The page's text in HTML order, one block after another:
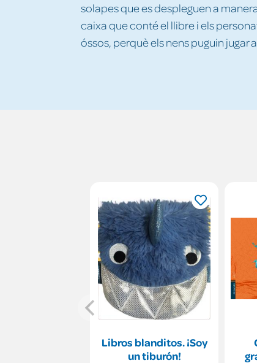
solapes que es despleguen a
caixa que conté el llibre i els
óssos, perquè els nens puguin jugar
Libros blanditos. ¡Soy
un tiburón!